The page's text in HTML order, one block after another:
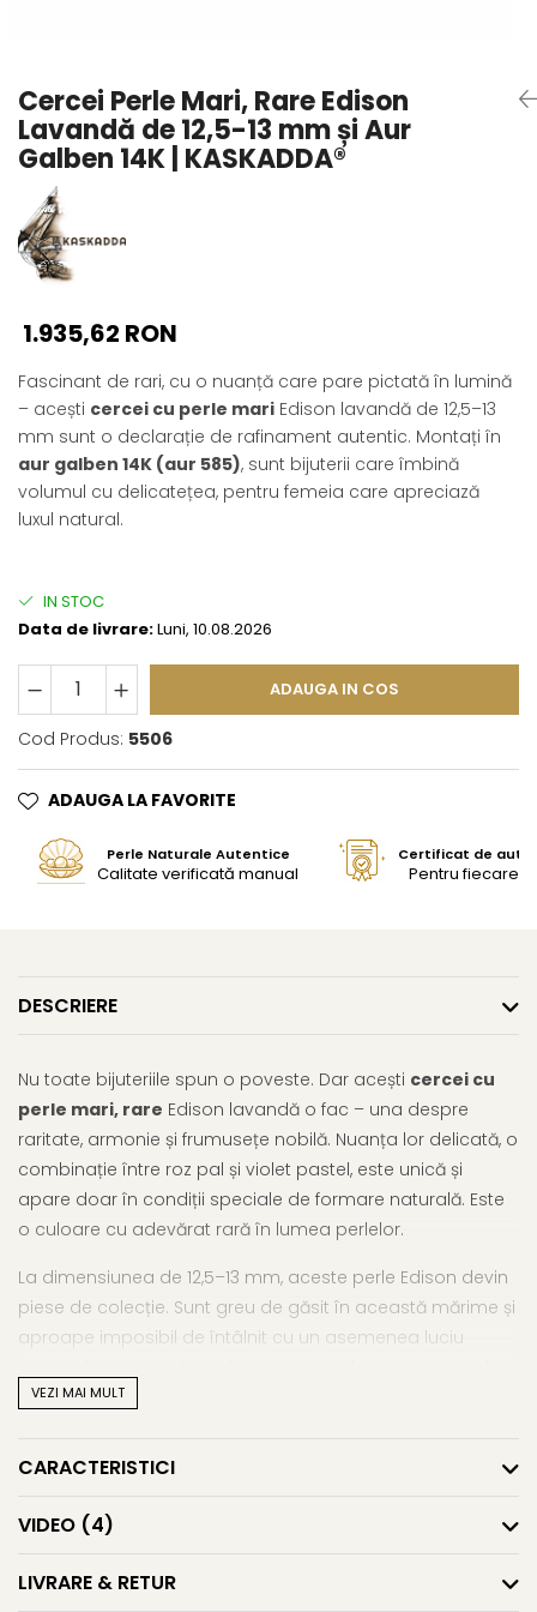
Pandantive cu Perle
Brose cu Perle
Cercei Perle Mari, Rare Edison
Lavandă de 12,5-13 mm și Aur
Galben 14K | KASKADDA®
1.935,62 RON
Fascinant de rari, cu o nuanță care pare pictată în lumină
– acești cercei cu perle mari Edison lavandă de 12,5–13
mm sunt o declarație de rafinament autentic. Montați în
aur galben 14K (aur 585), sunt bijuterii care îmbină
volumul cu delicatețea, pentru femeia care apreciază
luxul natural.
IN STOC
Data de livrare:Luni, 10.08.2026
ADAUGA IN COS
Cod Produs: 5506
ADAUGA LA FAVORITE
Perle Naturale Autentice
Calitate verificată manual
Certificat de
Pentru fiecare
DESCRIERE
Nu toate bijuteriile spun o poveste. Dar acești cercei cu
perle mari, rare Edison lavandă o fac – una despre
raritate, armonie și frumusețe nobilă. Nuanța lor delicată, o
combinație între roz pal și violet pastel, este unică și
apare doar în condiții speciale de formare naturală. Este
o culoare cu adevărat rară în lumea perlelor.
La dimensiunea de 12,5–13 mm, aceste perle Edison devin
piese de colecție. Sunt greu de găsit în această mărime și
aproape imposibil de întâlnit cu un asemenea luciu
perlelor de cultură, fiind selectate individual pentru
Montura dinaur galben 14K (aur 585)
sine. Rezultatul este un design atemporal, cu
pentru femeile care iubesc să poarte bijuterii cu caracter.
VEZI MAI MULT
CARACTERISTICI
VIDEO (4)
LIVRARE & RETUR